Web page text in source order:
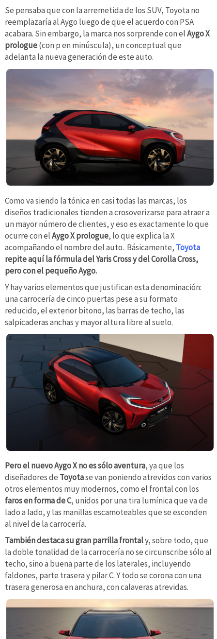
Se pensaba que con la arremetida de los SUV, Toyota no
reemplazaría al Aygo luego de que el acuerdo con PSA
acabara. Sin embargo, la marca nos sorprende con elAygo X
prologue(con p en minúscula), un conceptual que
adelanta la nueva generación de este auto.
Como va siendo la tónica en casi todas las marcas, los
diseños tradicionales tienden a crosoverizarse para atraer a
un mayor número de clientes, y eso es exactamente lo que
ocurre con elAygo X prologue, lo que explica la X
acompañando el nombre del auto. Básicamente, Toyota
repite aquí la fórmula del Yaris Cross y del Corolla Cross,
pero con el pequeño Aygo.
Y hay varios elementos que justifican esta denominación:
una carrocería de cinco puertas pese a su formato
reducido, el exterior bitono, las barras de techo, las
salpicaderas anchas y mayor altura libre al suelo.
Pero el nuevo Aygo X no es sólo aventura, ya que los
diseñadores de Toyotase van poniendo atrevidos con varios
otros elementos muy modernos, como el frontal con los
faros en forma de C, unidos por una tira lumínica que va de
lado a lado, y las manillas escamoteables que se esconden
al nivel de la carrocería.
También destaca su gran parrilla frontaly, sobre todo, que
la doble tonalidad de la carrocería no se circunscribe sólo al
techo, sino a buena parte de los laterales, incluyendo
faldones, parte trasera y pilar C. Y todo se corona con una
trasera generosa en anchura, con calaveras atrevidas.